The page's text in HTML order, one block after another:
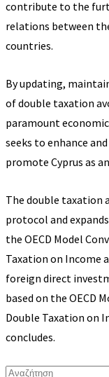
contribute to the
relations between
countries.
By updating,
of double taxation
paramount
seeks to enhance
promote Cyprus as
The double taxation
protocol and
the OECD Model
Taxation on Income
foreign direct
based on the OECD
Double Taxation on
concludes.